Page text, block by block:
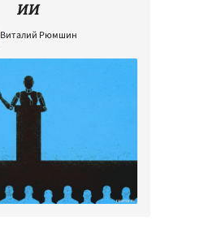
ИИ
Виталий Рюмшин